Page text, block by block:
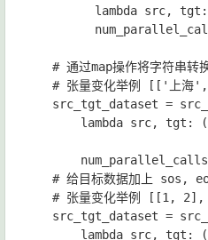
lambda src, tgt :
# 通过map操作将字符串转
# 张量变化举例 [['
src_tgt_dataset =
lambda src, tgt : (
num_parallel_calls
# 给目标数据加上 sos,
# 张量变化举例
src_tgt_dataset =
lambda src, tgt : (